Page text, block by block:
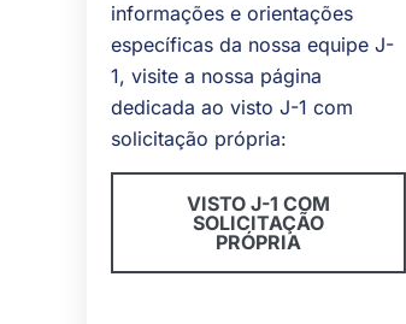
informações e orientações
específicas da nossa equipe J-
1, visite a nossa página
dedicada ao visto J-1 com
solicitação própria:
VISTO J-1 COM
SOLICITAÇÃO
PRÓPRIA